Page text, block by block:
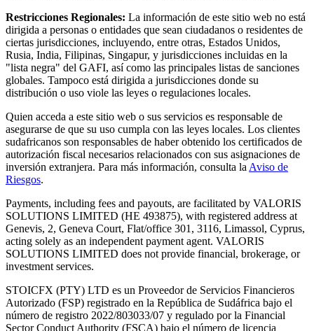
Restricciones Regionales: La información de este sitio web no está
dirigida a personas o entidades que sean ciudadanos o residentes de
ciertas jurisdicciones, incluyendo, entre otras, Estados Unidos,
Rusia, India, Filipinas, Singapur, y jurisdicciones incluidas en la
"lista negra" del GAFI, así como las principales listas de sanciones
globales. Tampoco está dirigida a jurisdicciones donde su
distribución o uso viole las leyes o regulaciones locales.
Quien acceda a este sitio web o sus servicios es responsable de
asegurarse de que su uso cumpla con las leyes locales. Los clientes
sudafricanos son responsables de haber obtenido los certificados de
autorización fiscal necesarios relacionados con sus asignaciones de
inversión extranjera. Para más información, consulta la Aviso de
Riesgos.
Payments, including fees and payouts, are facilitated by VALORIS
SOLUTIONS LIMITED (HE 493875), with registered address at
Genevis, 2, Geneva Court, Flat/office 301, 3116, Limassol, Cyprus,
acting solely as an independent payment agent. VALORIS
SOLUTIONS LIMITED does not provide financial, brokerage, or
investment services.
STOICFX (PTY) LTD es un Proveedor de Servicios Financieros
Autorizado (FSP) registrado en la República de Sudáfrica bajo el
número de registro 2022/803033/07 y regulado por la Financial
Sector Conduct Authority (FSCA) bajo el número de licencia